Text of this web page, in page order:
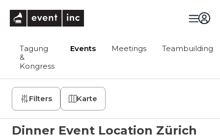
Tagung
&
Kongress
Events Meetings Teambuilding
Filters Karte
Dinner Event Location Zürich